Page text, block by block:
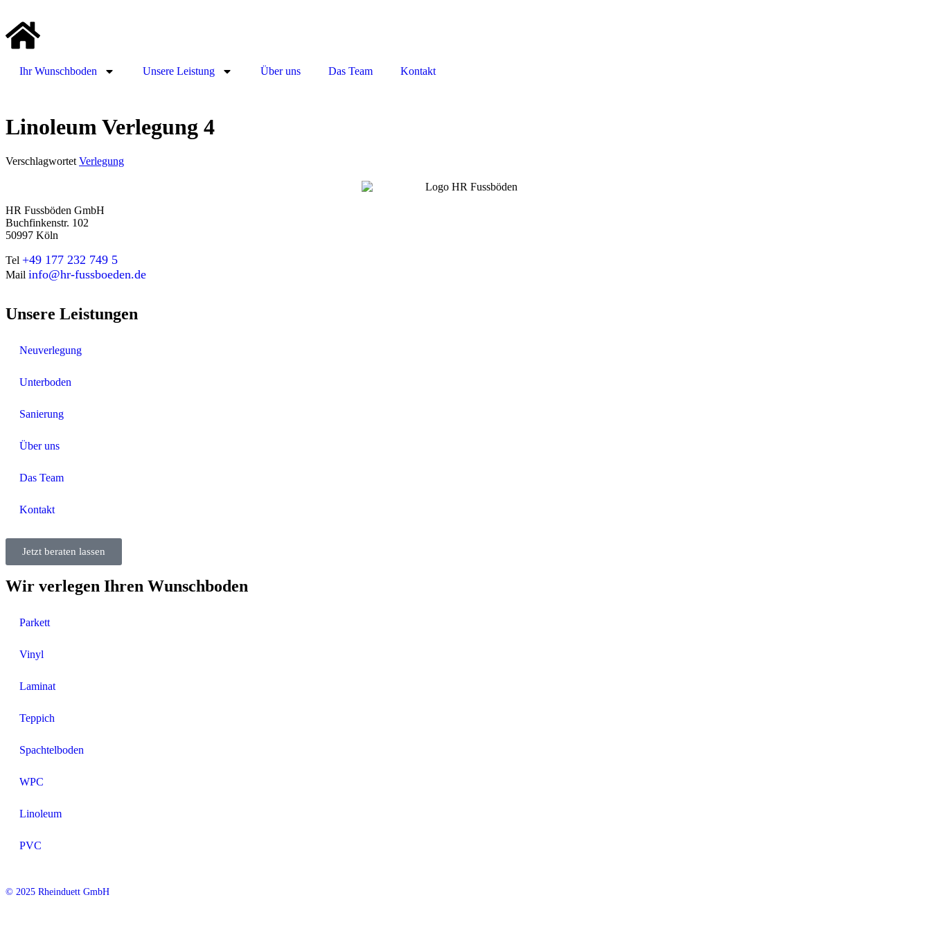
Ihr Wunschboden Unsere Leistung Über uns Das Team Kontakt
Linoleum Verlegung 4
Verschlagwortet Verlegung
HR Fussböden GmbH
Buchfinkenstr. 102
50997 Köln
Tel +49 177 232 749 5
Mail info@hr-fussboeden.de
Unsere Leistungen
Neuverlegung
Unterboden
Sanierung
Über uns
Das Team
Kontakt
Jetzt beraten lassen
Wir verlegen Ihren Wunschboden
Parkett
Vinyl
Laminat
Teppich
Spachtelboden
WPC
Linoleum
PVC
© 2025 Rheinduett GmbH